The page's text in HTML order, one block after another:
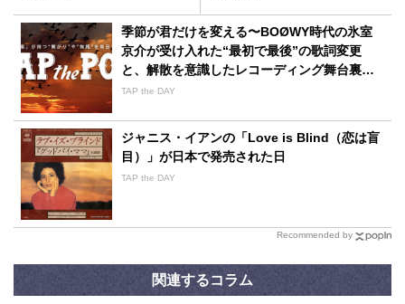
季節が君だけを変える〜BOØWY時代の氷室
京介が受け入れた“最初で最後”の歌詞変更
と、解散を意識したレコーディング舞台裏の
ドラマ
TAP the DAY
ジャニス・イアンの「Love is Blind（恋は盲
目）」が日本で発売された日
TAP the DAY
Recommended by
関連するコラム